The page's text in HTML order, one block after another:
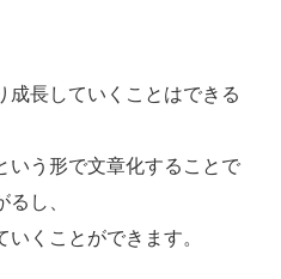
成長していくことはできる
いう形で文章化することで
し、
くことができます。